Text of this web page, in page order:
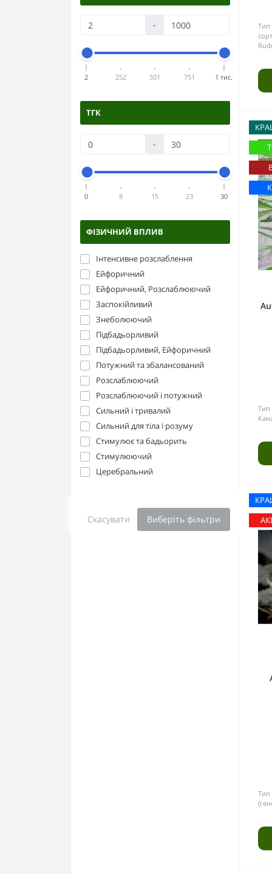
-
2 252 501 751 1 тис.
ТГК
-
0 8 15 23 30
ФІЗИЧНИЙ ВПЛИВ
Інтенсивне розслаблення
Ейфоричний
Ейфоричний, Розслаблюючий
Заспокійливий
Знеболюючий
Підбадьорливий
Підбадьорливий, Ейфоричний
Потужний та збалансований
Розслаблюючий
Розслаблюючий і потужний
Сильний і тривалий
Сильний для тіла і розуму
Стимулює та бадьорить
Стимулюючий
Церебральний
Скасувати Виберіть фільтри
Тип
Тип